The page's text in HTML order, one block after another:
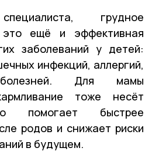
грудное
это ещё и эффективная
заболеваний у детей:
инфекций, аллергий,
болезней. Для мамы
тоже несёт
быстрее
родов и снижает риски
в будущем.